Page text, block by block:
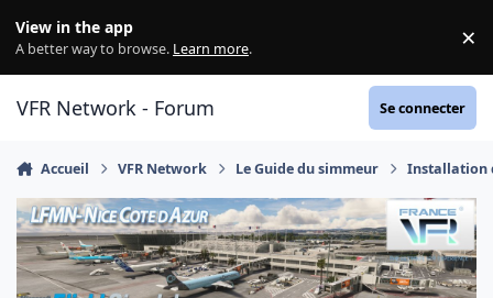
View in the app
A better way to browse. Learn more. ×
VFR Network - Forum Se connecter
Accueil VFR Network Le Guide du simmeur Installation